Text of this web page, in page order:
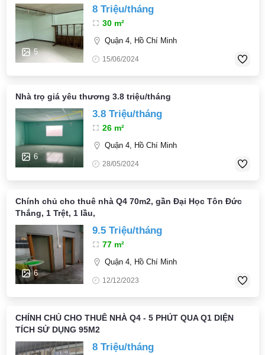
5
8 Triệu/tháng
30 m²
Quận 4, Hồ Chí Minh
15/06/2024
Nhà trọ giá yêu thương 3.8 triệu/tháng
6
3.8 Triệu/tháng
26 m²
Quận 4, Hồ Chí Minh
28/05/2024
Chính chủ cho thuê nhà Q4 70m2, gần Đại Học Tôn Đức
Thắng, 1 Trệt, 1 lầu,
6
9.5 Triệu/tháng
77 m²
Quận 4, Hồ Chí Minh
12/12/2023
CHÍNH CHỦ CHO THUÊ NHÀ Q4 - 5 PHÚT QUA Q1 DIỆN
TÍCH SỬ DỤNG 95M2
8 Triệu/tháng